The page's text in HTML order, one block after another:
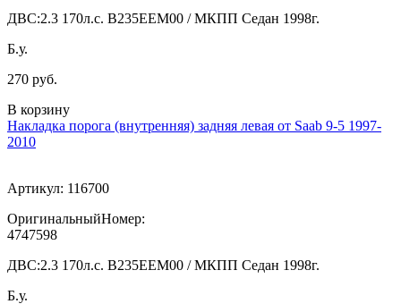
ДВС:2.3 170л.с. В235ЕЕМ00 / МКПП Седан 1998г.
Б.у.
270 руб.
В корзину
Накладка порога (внутренняя) задняя левая от Saab 9-5 1997-
2010
Артикул: 116700
ОригинальныйНомер:
4747598
ДВС:2.3 170л.с. В235ЕЕМ00 / МКПП Седан 1998г.
Б.у.